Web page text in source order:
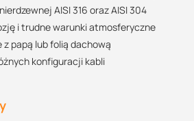
AISI 316 oraz AISI 304
i trudne warunki atmosferyczne
z papą lub folią dachową
konfiguracji kabli